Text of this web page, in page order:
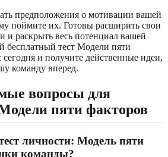
предположения о мотивации вашей
поймите их. Готовы расширить свои
и раскрыть весь потенциал вашей
бесплатный тест Модели пяти
сегодня и получите действенные идеи,
команду вперед.
вопросы для
пяти факторов
личности: Модель пяти
команды?